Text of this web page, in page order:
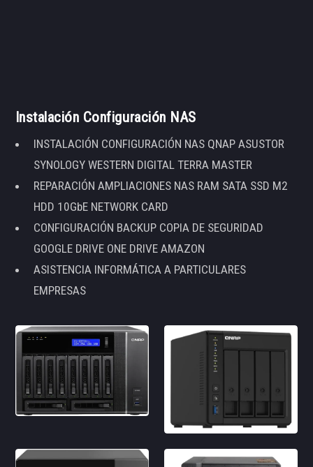
Instalación Configuración NAS
INSTALACIÓN CONFIGURACIÓN NAS QNAP ASUSTOR
SYNOLOGY WESTERN DIGITAL TERRA MASTER
REPARACIÓN AMPLIACIONES NAS RAM SATA SSD M2
HDD 10GbE NETWORK CARD
CONFIGURACIÓN BACKUP COPIA DE SEGURIDAD
GOOGLE DRIVE ONE DRIVE AMAZON
ASISTENCIA INFORMÁTICA A PARTICULARES
EMPRESAS